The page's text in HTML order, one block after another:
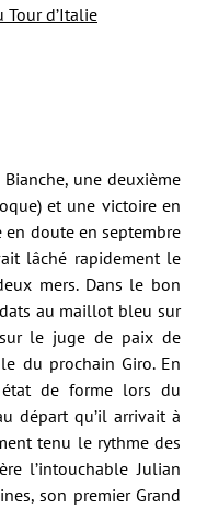
d’Italie
une deuxième
et une victoire en
en doute en septembre
lâché rapidement le
mers. Dans le bon
au maillot bleu sur
le juge de paix de
du prochain Giro. En
de forme lors du
départ qu’il arrivait à
tenu le rythme des
l’intouchable Julian
son premier Grand